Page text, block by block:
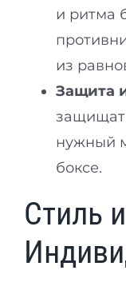
и ритма
из
Защита
нужный
боксе.
Стиль и